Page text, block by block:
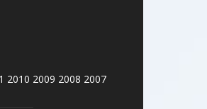
2010 2009 2008 2007